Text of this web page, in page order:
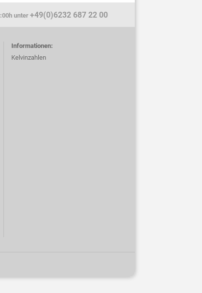
unter +49(0)6232 687 22 00
Informationen:
Kelvinzahlen